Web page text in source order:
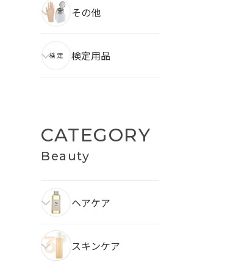
その他
検定用品
CATEGORY
Beauty
ヘアケア
スキンケア